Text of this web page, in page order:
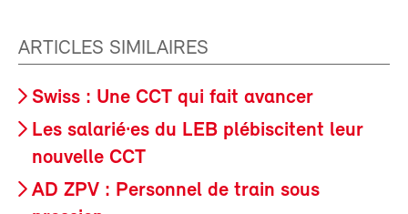
ARTICLES SIMILAIRES
Swiss : Une CCT qui fait avancer
Les salarié·es du LEB plébiscitent leur
nouvelle CCT
AD ZPV : Personnel de train sous